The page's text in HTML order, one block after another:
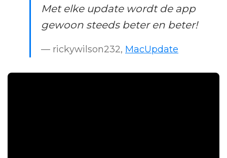
Met elke update wordt de app
gewoon steeds beter en beter!
— rickywilson232, MacUpdate